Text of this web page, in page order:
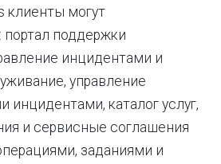
могут
портал поддержки
инцидентами и
управление
инцидентами, каталог услуг,
и сервисные соглашения
заданиями и